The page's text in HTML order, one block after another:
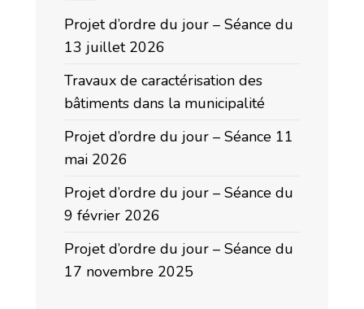
Projet d’ordre du jour – Séance du
13 juillet 2026
Travaux de caractérisation des
bâtiments dans la municipalité
Projet d’ordre du jour – Séance 11
mai 2026
Projet d’ordre du jour – Séance du
9 février 2026
Projet d’ordre du jour – Séance du
17 novembre 2025